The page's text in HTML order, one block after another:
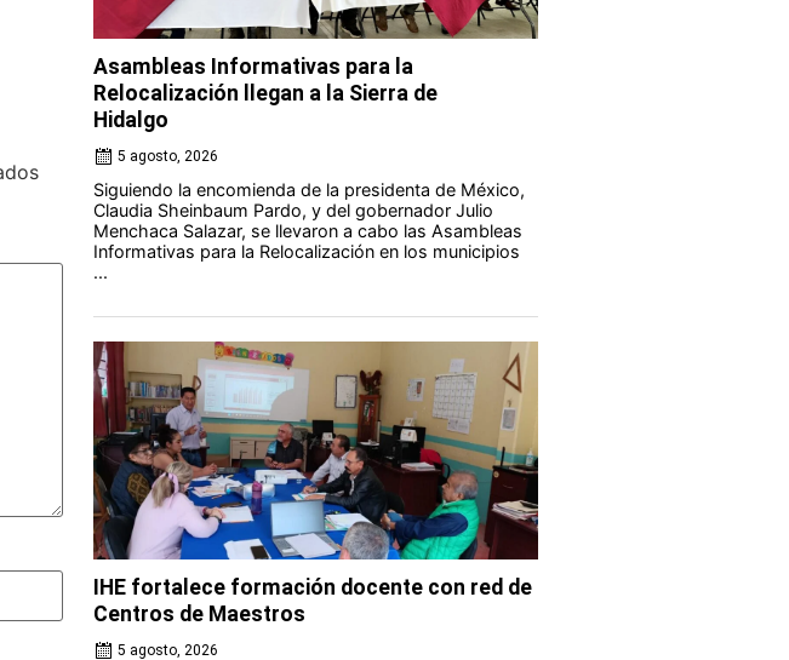
Asambleas Informativas para la
Relocalización llegan a la Sierra de
Hidalgo
5 agosto, 2026
Siguiendo la encomienda de la presidenta de México,
Claudia Sheinbaum Pardo, y del gobernador Julio
Menchaca Salazar, se llevaron a cabo las Asambleas
Informativas para la Relocalización en los municipios
...
IHE fortalece formación docente con red de
Centros de Maestros
5 agosto, 2026